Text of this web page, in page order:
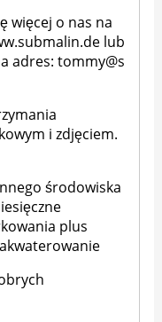
więcej o nas na
lub
adres:tommy@s
i zdjęciem.
środowiska
plus